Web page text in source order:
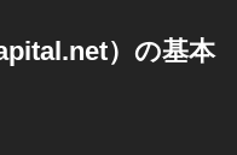
）の基本